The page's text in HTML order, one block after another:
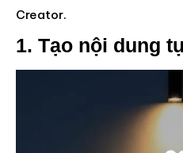
Creator.
1. Tạo nội dung